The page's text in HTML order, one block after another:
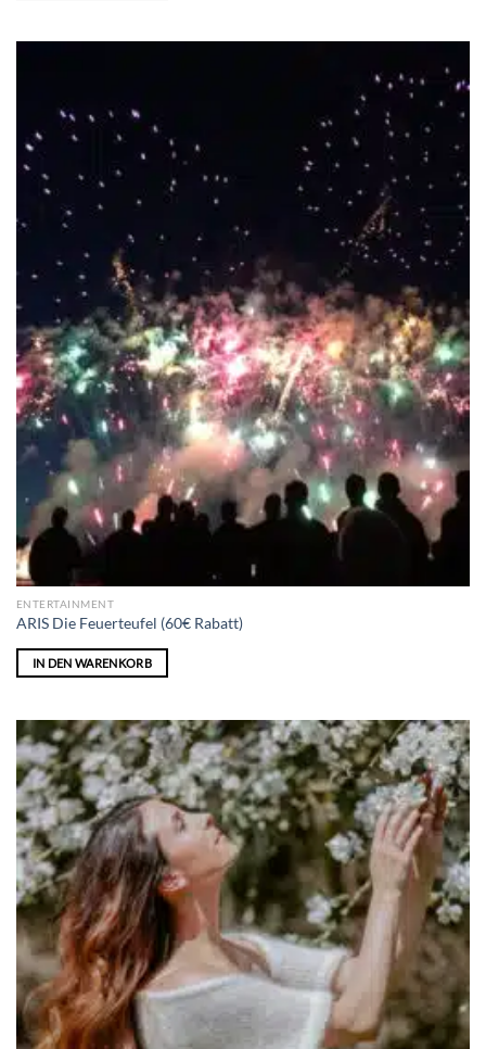
ENTERTAINMENT
ARIS Die Feuerteufel (60€ Rabatt)
IN DEN WARENKORB